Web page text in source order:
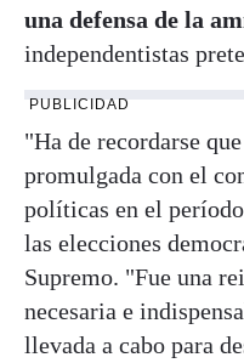
una defensa de la
independentistas
PUBLICIDAD
"Ha de recordarse
promulgada con el
políticas en el
las elecciones
Supremo. "Fue una
necesaria e
llevada a cabo para